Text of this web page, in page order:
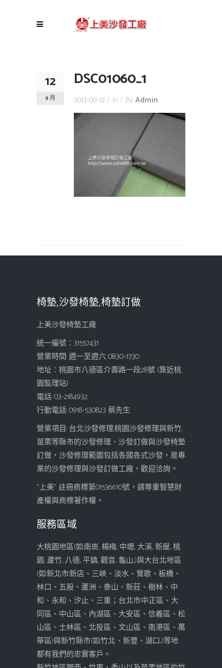
12
9 月
DSC01060_1
2013-09-12 In By Admin
椅墊,沙發椅墊,椅墊訂做
上美沙發椅墊工廠
統一編號：31557431
營業時間: 週一至週六 08:30~17:30
地址：桃園市八德區介壽路一段28號 (靠近桃
園監理站)
電話: 03-2184932
行動電話: 0918-530823 蔡先生
營業項目: 台北沙發修理,桃園沙發修理與新竹,
苗栗等縣市的沙發修理、沙發訂做與沙發椅墊
訂做，沙發修理範圍包括各國各式沙發，是專
業的沙發修理與沙發訂做工廠，歡迎洽詢。
“上美” 註冊商標第01536610號，請尊重智慧財
產權與商標著作權。
服務區域
大桃園地區(如:南崁, 楊梅, 中壢, 大溪, 新屋, 桃
園, 蘆竹, 八德, 平鎮, 觀音, 龜山...)與大台北地區
(如:新北市:新店、三峽、淡水、鶯歌、板橋、
林口、五股、蘆洲、泰山、新莊、樹林、中
和、永和、汐止、三重；台北市:中正區、大
同區、中山區、內湖區、大安區、信義區、松
山區、士林區、北投區、文山區、南港區、萬
華區)與新竹縣市(如:竹北、新豐、湖口...)等地
都有我們的忠實客戶。